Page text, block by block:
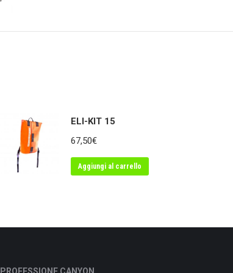
ELI-KIT 15
67,50€
Aggiungi al carrello
PROFESSIONE CANYON